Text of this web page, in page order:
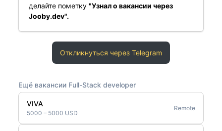
делайте пометку "Узнал о вакансии через
Jooby.dev".
Откликнуться через Telegram
Ещё вакансии Full-Stack developer
VIVA
5000 – 5000 USD
Remote